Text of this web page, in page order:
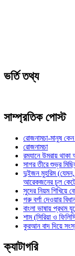
ভর্তি তথ্য
সাম্প্রতিক পোস্ট
রোজনামচা-মানুষ কেন
রোজনামচা
রমযানে উমরায়
সাগর তীরে শুভ্র
দুইজন মুহরিম
আরেকজনের চুল
সুদের নিয়ম শিখিয়ে
গরু বর্গা দেওয়ার
বাংলা ভাষায় প্রথম
শাম (সিরিয়া ও
কুরআন বাদ দিয়ে
ক্যাটাগরি